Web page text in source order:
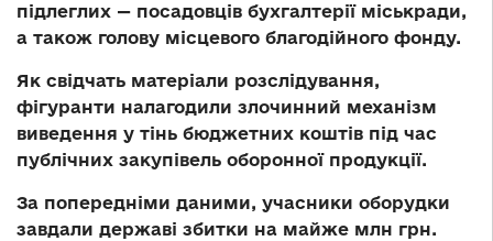
підлеглих — посадовців бухгалтерії міськради,
а також голову місцевого благодійного фонду.
Як свідчать матеріали розслідування,
фігуранти налагодили злочинний механізм
виведення у тінь бюджетних коштів під час
публічних закупівель оборонної продукції.
За попередніми даними, учасники оборудки
завдали державі збитки на майже млн грн.